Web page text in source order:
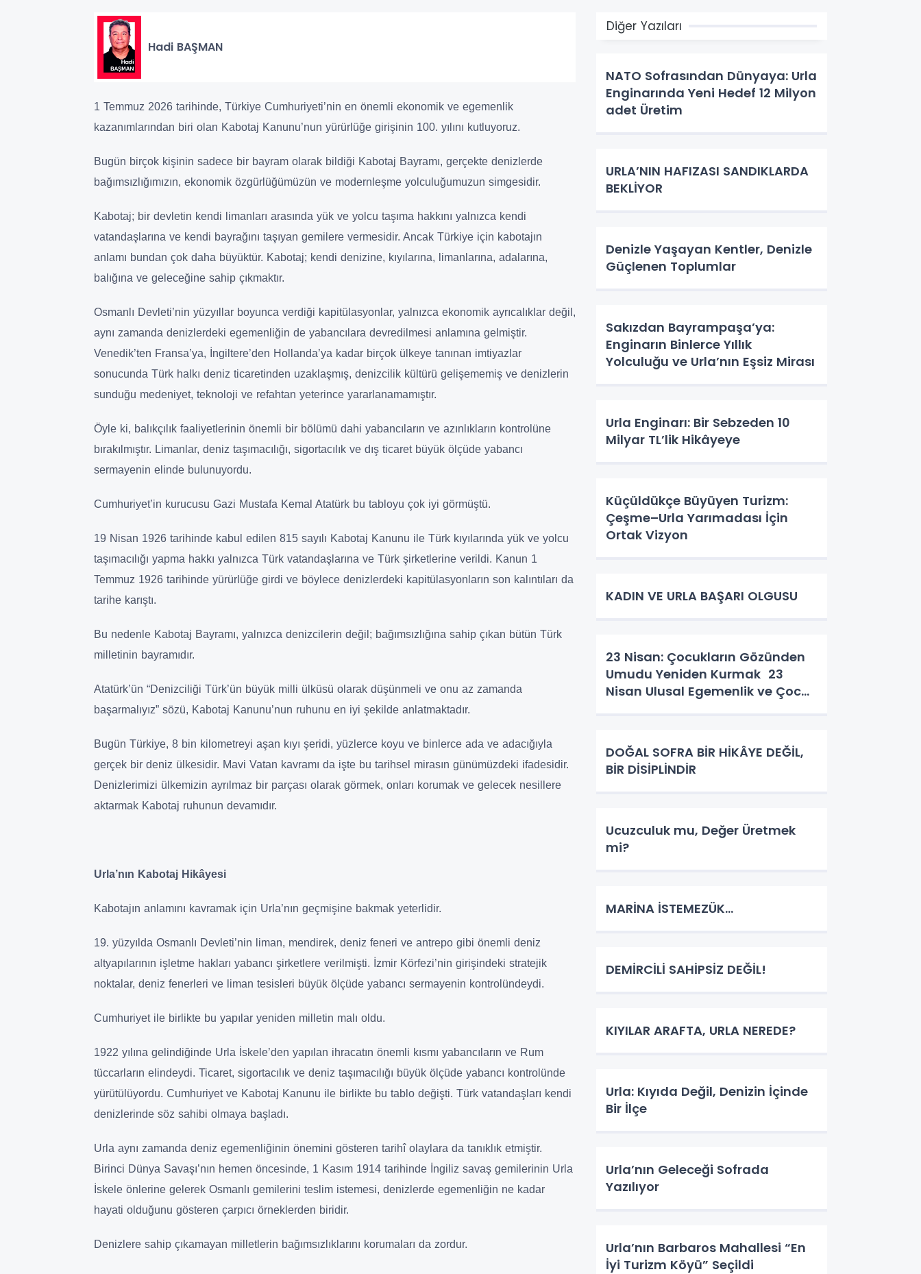
Hadi BAŞMAN
1 Temmuz 2026 tarihinde, Türkiye Cumhuriyeti’nin en önemli ekonomik ve egemenlik
kazanımlarından biri olan Kabotaj Kanunu’nun yürürlüğe girişinin 100. yılını kutluyoruz.
Bugün birçok kişinin sadece bir bayram olarak bildiği Kabotaj Bayramı, gerçekte denizlerde
bağımsızlığımızın, ekonomik özgürlüğümüzün ve modernleşme yolculuğumuzun simgesidir.
Kabotaj; bir devletin kendi limanları arasında yük ve yolcu taşıma hakkını yalnızca kendi
vatandaşlarına ve kendi bayrağını taşıyan gemilere vermesidir. Ancak Türkiye için kabotajın
anlamı bundan çok daha büyüktür. Kabotaj; kendi denizine, kıyılarına, limanlarına, adalarına,
balığına ve geleceğine sahip çıkmaktır.
Osmanlı Devleti’nin yüzyıllar boyunca verdiği kapitülasyonlar, yalnızca ekonomik ayrıcalıklar değil,
aynı zamanda denizlerdeki egemenliğin de yabancılara devredilmesi anlamına gelmiştir.
Venedik’ten Fransa’ya, İngiltere’den Hollanda’ya kadar birçok ülkeye tanınan imtiyazlar
sonucunda Türk halkı deniz ticaretinden uzaklaşmış, denizcilik kültürü gelişememiş ve denizlerin
sunduğu medeniyet, teknoloji ve refahtan yeterince yararlanamamıştır.
Öyle ki, balıkçılık faaliyetlerinin önemli bir bölümü dahi yabancıların ve azınlıkların kontrolüne
bırakılmıştır. Limanlar, deniz taşımacılığı, sigortacılık ve dış ticaret büyük ölçüde yabancı
sermayenin elinde bulunuyordu.
Cumhuriyet’in kurucusu Gazi Mustafa Kemal Atatürk bu tabloyu çok iyi görmüştü.
19 Nisan 1926 tarihinde kabul edilen 815 sayılı Kabotaj Kanunu ile Türk kıyılarında yük ve yolcu
taşımacılığı yapma hakkı yalnızca Türk vatandaşlarına ve Türk şirketlerine verildi. Kanun 1
Temmuz 1926 tarihinde yürürlüğe girdi ve böylece denizlerdeki kapitülasyonların son kalıntıları da
tarihe karıştı.
Bu nedenle Kabotaj Bayramı, yalnızca denizcilerin değil; bağımsızlığına sahip çıkan bütün Türk
milletinin bayramıdır.
Atatürk’ün “Denizciliği Türk’ün büyük milli ülküsü olarak düşünmeli ve onu az zamanda
başarmalıyız” sözü, Kabotaj Kanunu’nun ruhunu en iyi şekilde anlatmaktadır.
Bugün Türkiye, 8 bin kilometreyi aşan kıyı şeridi, yüzlerce koyu ve binlerce ada ve adacığıyla
gerçek bir deniz ülkesidir. Mavi Vatan kavramı da işte bu tarihsel mirasın günümüzdeki ifadesidir.
Denizlerimizi ülkemizin ayrılmaz bir parçası olarak görmek, onları korumak ve gelecek nesillere
aktarmak Kabotaj ruhunun devamıdır.
Urla’nın Kabotaj Hikâyesi
Kabotajın anlamını kavramak için Urla’nın geçmişine bakmak yeterlidir.
19. yüzyılda Osmanlı Devleti’nin liman, mendirek, deniz feneri ve antrepo gibi önemli deniz
altyapılarının işletme hakları yabancı şirketlere verilmişti. İzmir Körfezi’nin girişindeki stratejik
noktalar, deniz fenerleri ve liman tesisleri büyük ölçüde yabancı sermayenin kontrolündeydi.
Cumhuriyet ile birlikte bu yapılar yeniden milletin malı oldu.
1922 yılına gelindiğinde Urla İskele’den yapılan ihracatın önemli kısmı yabancıların ve Rum
tüccarların elindeydi. Ticaret, sigortacılık ve deniz taşımacılığı büyük ölçüde yabancı kontrolünde
yürütülüyordu. Cumhuriyet ve Kabotaj Kanunu ile birlikte bu tablo değişti. Türk vatandaşları kendi
denizlerinde söz sahibi olmaya başladı.
Urla aynı zamanda deniz egemenliğinin önemini gösteren tarihî olaylara da tanıklık etmiştir.
Birinci Dünya Savaşı’nın hemen öncesinde, 1 Kasım 1914 tarihinde İngiliz savaş gemilerinin Urla
İskele önlerine gelerek Osmanlı gemilerini teslim istemesi, denizlerde egemenliğin ne kadar
hayati olduğunu gösteren çarpıcı örneklerden biridir.
Denizlere sahip çıkamayan milletlerin bağımsızlıklarını korumaları da zordur.
Diğer Yazıları
NATO Sofrasından Dünyaya: Urla
Enginarında Yeni Hedef 12 Milyon
adet Üretim
URLA’NIN HAFIZASI SANDIKLARDA
BEKLİYOR
Denizle Yaşayan Kentler, Denizle
Güçlenen Toplumlar
Sakızdan Bayrampaşa’ya:
Enginarın Binlerce Yıllık
Yolculuğu ve Urla’nın Eşsiz Mirası
Urla Enginarı: Bir Sebzeden 10
Milyar TL’lik Hikâyeye
Küçüldükçe Büyüyen Turizm:
Çeşme–Urla Yarımadası İçin
Ortak Vizyon
KADIN VE URLA BAŞARI OLGUSU
23 Nisan: Çocukların Gözünden
Umudu Yeniden Kurmak 23
Nisan Ulusal Egemenlik ve Çocuk
DOĞAL SOFRA BİR HİKÂYE DEĞİL,
BİR DİSİPLİNDİR
Ucuzculuk mu, Değer Üretmek
mi?
MARİNA İSTEMEZÜK…
DEMİRCİLİ SAHİPSİZ DEĞİL!
KIYILAR ARAFTA, URLA NEREDE?
Urla: Kıyıda Değil, Denizin İçinde
Bir İlçe
Urla’nın Geleceği Sofrada
Yazılıyor
Urla’nın Barbaros Mahallesi “En
İyi Turizm Köyü” Seçildi